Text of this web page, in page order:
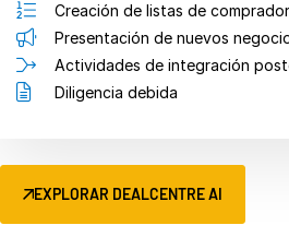
Creación de listas de
Presentación de nuevos
Actividades de integración
Diligencia debida
EXPLORAR DEALCENTRE AI